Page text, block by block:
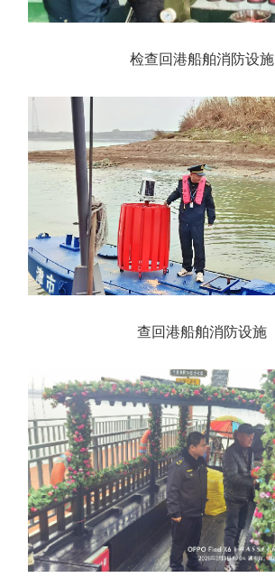
检查回港船舶消防设施
查回港船舶消防设施